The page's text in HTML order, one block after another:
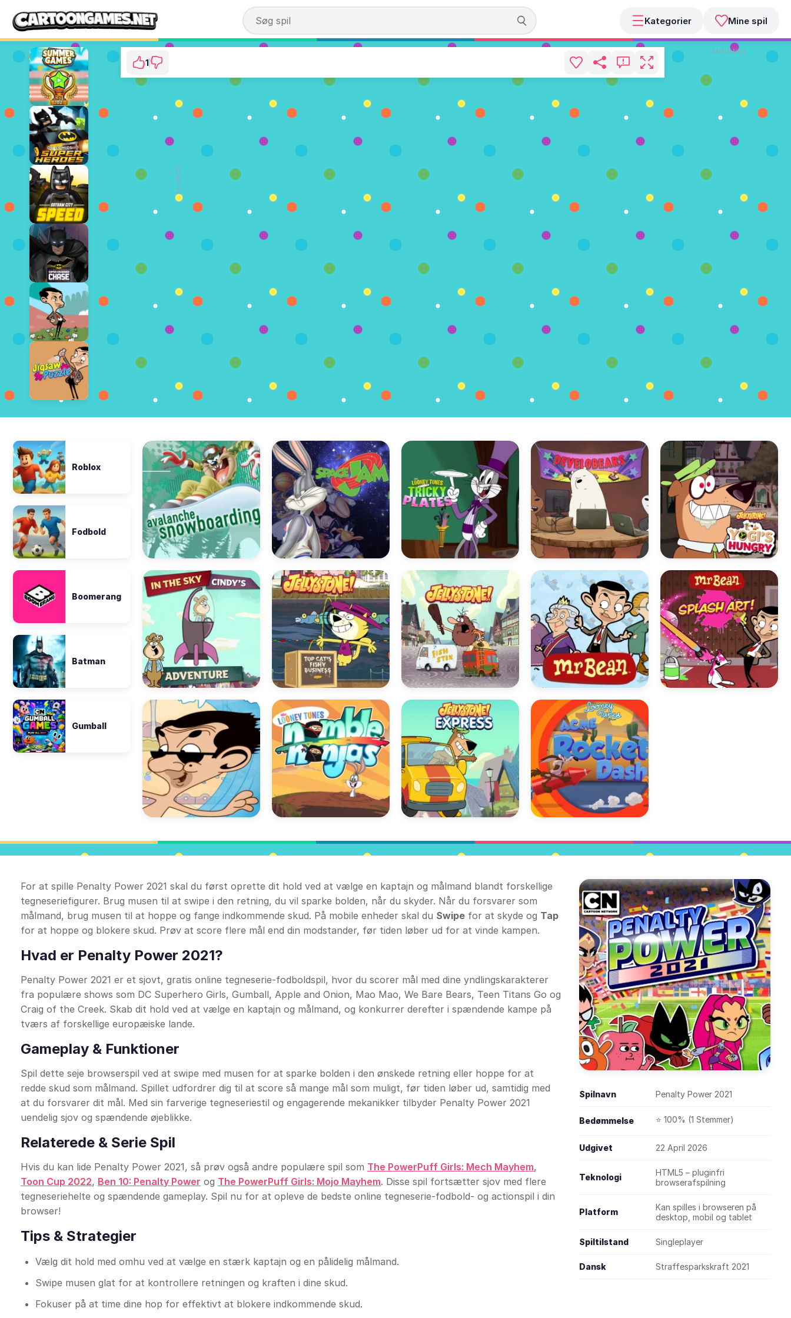
Kategorier Mine spil
⭐ 100% (1 Stemmer)
SPIL NU
1
ANNONCE
ANNONCE
Roblox
Fodbold
Boomerang
Batman
Gumball
For at spille Penalty Power 2021 skal du først oprette dit hold ved at vælge en kaptajn og målmand blandt forskellige
tegneseriefigurer. Brug musen til at swipe i den retning, du vil sparke bolden, når du skyder. Når du forsvarer som
målmand, brug musen til at hoppe og fange indkommende skud. På mobile enheder skal du Swipe for at skyde og Tap
for at hoppe og blokere skud. Prøv at score flere mål end din modstander, før tiden løber ud for at vinde kampen.
Hvad er Penalty Power 2021?
Penalty Power 2021 er et sjovt, gratis online tegneserie-fodboldspil, hvor du scorer mål med dine yndlingskarakterer
fra populære shows som DC Superhero Girls, Gumball, Apple and Onion, Mao Mao, We Bare Bears, Teen Titans Go og
Craig of the Creek. Skab dit hold ved at vælge en kaptajn og målmand, og konkurrer derefter i spændende kampe på
tværs af forskellige europæiske lande.
Gameplay & Funktioner
Spil dette seje browserspil ved at swipe med musen for at sparke bolden i den ønskede retning eller hoppe for at
redde skud som målmand. Spillet udfordrer dig til at score så mange mål som muligt, før tiden løber ud, samtidig med
at du forsvarer dit mål. Med sin farverige tegneseriestil og engagerende mekanikker tilbyder Penalty Power 2021
uendelig sjov og spændende øjeblikke.
Relaterede & Serie Spil
Hvis du kan lide Penalty Power 2021, så prøv også andre populære spil som The PowerPuff Girls: Mech Mayhem,
Toon Cup 2022, Ben 10: Penalty Power og The PowerPuff Girls: Mojo Mayhem. Disse spil fortsætter sjov med flere
tegneseriehelte og spændende gameplay. Spil nu for at opleve de bedste online tegneserie-fodbold- og actionspil i din
browser!
Tips & Strategier
Vælg dit hold med omhu ved at vælge en stærk kaptajn og en pålidelig målmand.
Swipe musen glat for at kontrollere retningen og kraften i dine skud.
Fokuser på at time dine hop for effektivt at blokere indkommende skud.
Spilnavn Penalty Power 2021
Bedømmelse ⭐ 100% (1 Stemmer)
Udgivet 22 April 2026
Teknologi
HTML5 – pluginfri
browserafspilning
Platform
Kan spilles i browseren på
desktop, mobil og tablet
Spiltilstand Singleplayer
Dansk Straffesparkskraft 2021